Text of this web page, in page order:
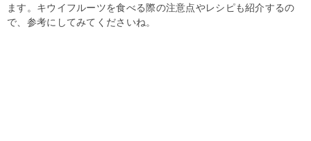
ます。キウイフルーツを食べる際の注意点やレシピも紹介するの
で、参考にしてみてくださいね。